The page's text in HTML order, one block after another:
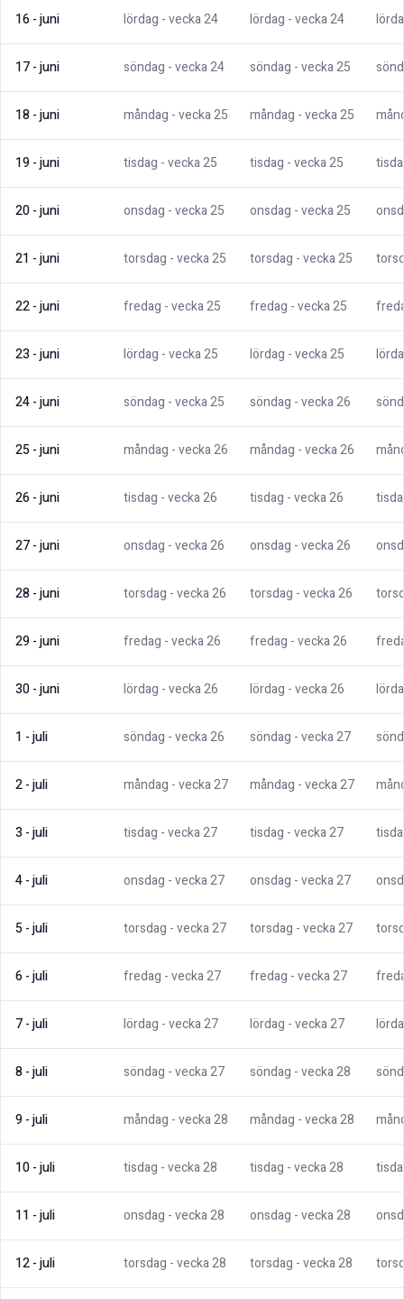
16-juni lördag - vecka24 lördag - vecka24
17-juni söndag - vecka24 söndag - vecka25
18-juni måndag - vecka25 måndag - vecka25
19-juni tisdag - vecka25 tisdag - vecka25
20-juni onsdag - vecka25 onsdag - vecka25
21 -juni torsdag - vecka25 torsdag - vecka25
22-juni fredag - vecka25 fredag - vecka25
23 -juni lördag - vecka25 lördag - vecka25
24-juni söndag - vecka25 söndag - vecka26
25-juni måndag - vecka26 måndag - vecka26
26-juni tisdag - vecka26 tisdag - vecka26
27-juni onsdag - vecka26 onsdag - vecka26
28-juni torsdag - vecka26 torsdag - vecka26
29-juni fredag - vecka26 fredag - vecka26
30-juni lördag - vecka26 lördag - vecka26
1 -juli söndag - vecka26 söndag - vecka27
2-juli måndag - vecka27 måndag - vecka27
3 -juli tisdag - vecka27 tisdag - vecka27
4-juli onsdag - vecka27 onsdag - vecka27
5-juli torsdag - vecka27 torsdag - vecka27
6-juli fredag - vecka27 fredag - vecka27
7-juli lördag - vecka27 lördag - vecka27
8-juli söndag - vecka27 söndag - vecka28
9-juli måndag - vecka28 måndag - vecka28
10-juli tisdag - vecka28 tisdag - vecka28
11 -juli onsdag - vecka28 onsdag - vecka28
12-juli torsdag - vecka28 torsdag - vecka28